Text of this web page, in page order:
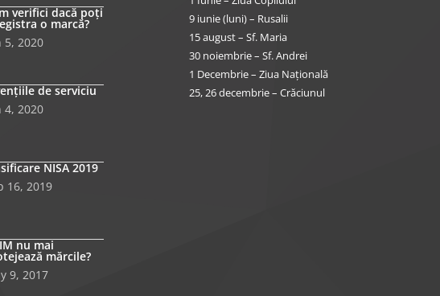
verifici dacă poți
o marcă?
5, 2020
de serviciu
4, 2020
NISA 2019
16, 2019
nu mai
mărcile?
9, 2017
9 iunie (luni) – Rusalii
15 august – Sf. Maria
30 noiembrie – Sf. Andrei
1 Decembrie – Ziua Națională
25, 26 decembrie – Crăciunul